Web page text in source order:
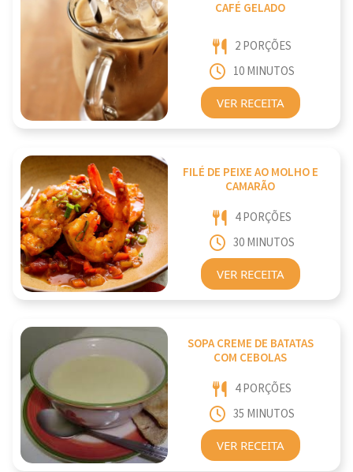
CAFÉ GELADO
2 PORÇÕES
10 MINUTOS
VER RECEITA
FILÉ DE PEIXE AO MOLHO E
CAMARÃO
4 PORÇÕES
30 MINUTOS
VER RECEITA
SOPA CREME DE BATATAS
COM CEBOLAS
4 PORÇÕES
35 MINUTOS
VER RECEITA